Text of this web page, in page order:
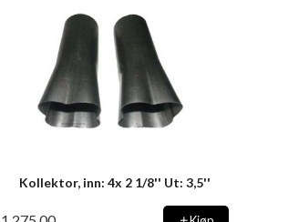
Kollektor, inn: 4x 2 1/8'' Ut: 3,5''